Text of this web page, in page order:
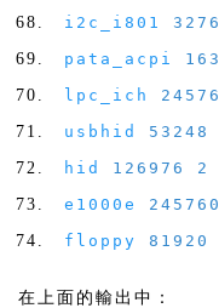
i2c_i801
pata_acpi
lpc_ich 24576
usbhid 53248
hid 126976 2
e1000e 245760
floppy 81920
在上面的輸出中：